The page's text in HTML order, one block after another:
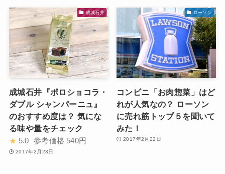
成城石井
成城石井『ポロショコラ・
ダブル シャンパーニュ』
のおすすめ度は？ 気にな
る味や量をチェック
★ 5.0 参考価格 540円
2017年2月23日
ローソン
コンビニ「お肉惣菜」はど
れが人気なの？ ローソン
に売れ筋トップ５を聞いて
みた！
2017年2月22日